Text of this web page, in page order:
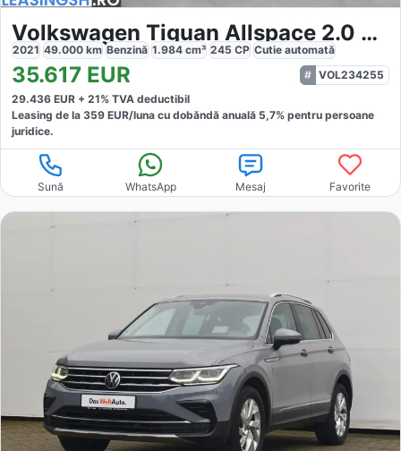
Volkswagen Tiguan Allspace 2.0 TSI R-Line
2021 49.000 km Benzină 1.984 cm³ 245 CP Cutie automată
35.617 EUR
VOL234255
29.436 EUR + 21% TVA deductibil
Leasing de la 359 EUR/luna cu dobăndă anuală 5,7% pentru persoane
juridice.
Sună WhatsApp Mesaj Favorite